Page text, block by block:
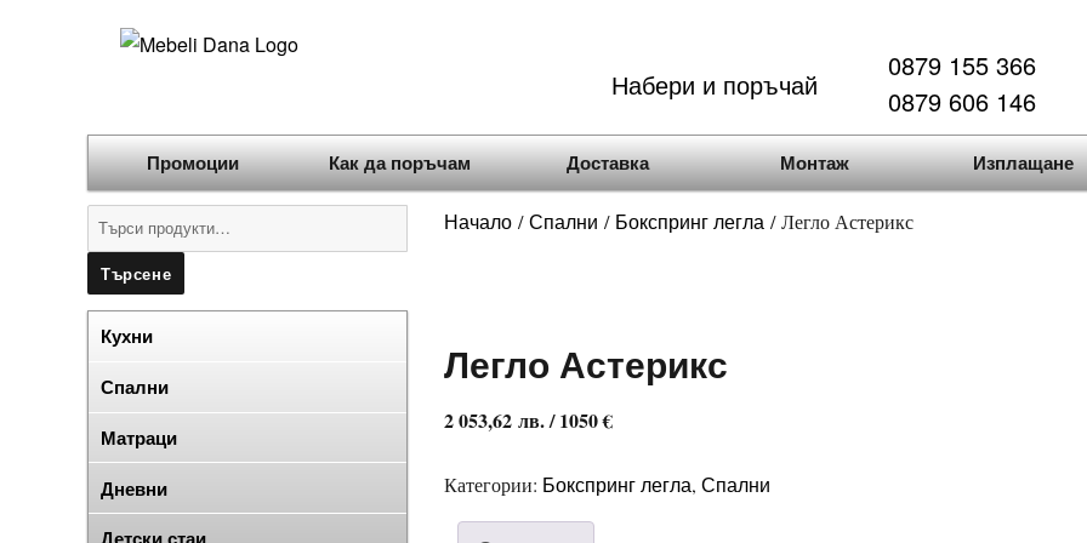
Набери и поръчай
0879 155 366
0879 606 146
Промоции Как да поръчам Доставка Монтаж Изплащане
Начало /Спални / Бокспринг легла / Легло Астерикс
Легло Астерикс
2 053,62лв./ 1050 €
Категории: Бокспринг легла,Спални
Търсене
Кухни
Спални
Матраци
Дневни